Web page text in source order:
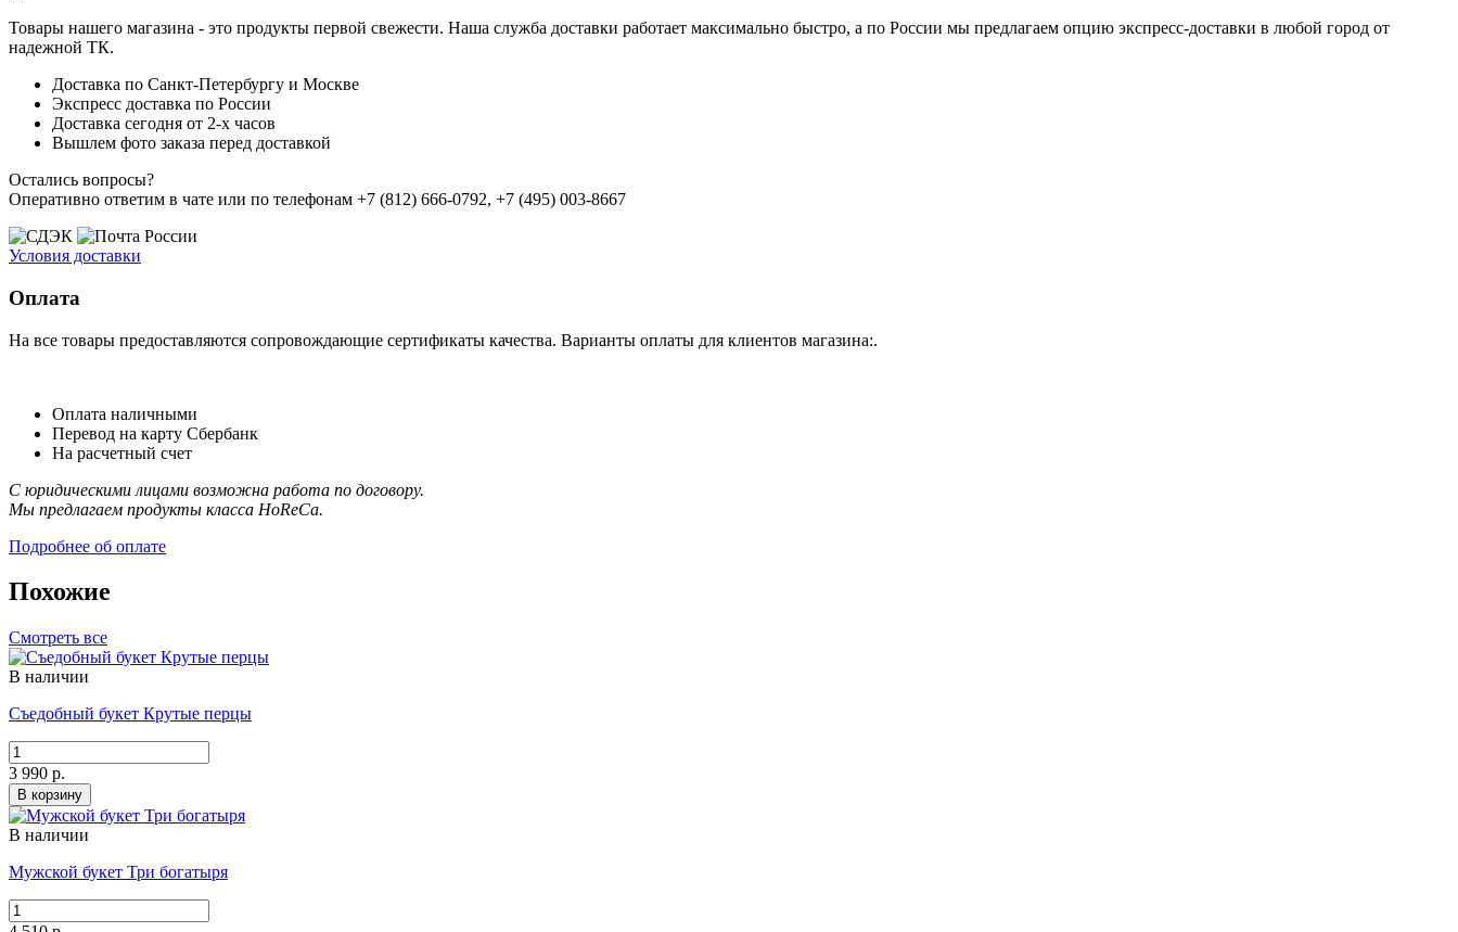
Товары нашего магазина - это продукты первой свежести. Наша служба доставки работает максимально быстро, а по России мы предлагаем опцию экспресс-доставки в любой город от
надежной ТК.
Доставка по Санкт-Петербургу и Москве
Экспресс доставка по России
Доставка сегодня от 2-х часов
Вышлем фото заказа перед доставкой
Остались вопросы?
Оперативно ответим в чате или по телефонам +7 (812) 666-0792, +7 (495) 003-8667
Условия доставки
Оплата
На все товары предоставляются сопровождающие сертификаты качества. Варианты оплаты для клиентов магазина:.
Оплата наличными
Перевод на карту Сбербанк
На расчетный счет
С юридическими лицами возможна работа по договору.
Мы предлагаем продукты класса HoReCa.
Подробнее об оплате
Похожие
Смотреть все
В наличии
Съедобный букет Крутые перцы
3 990 р.
В корзину
В наличии
Мужской букет Три богатыря